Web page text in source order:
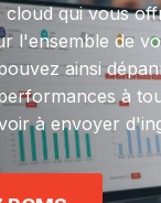
cloud qui vous
l'ensemble de
ainsi
à
à envoyer